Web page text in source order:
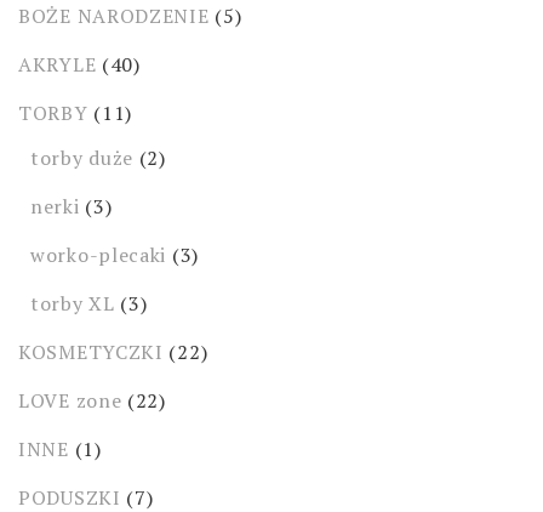
BOŻE NARODZENIE (5)
AKRYLE (40)
TORBY (11)
torby duże (2)
nerki (3)
worko-plecaki (3)
torby XL (3)
KOSMETYCZKI (22)
LOVE zone (22)
INNE (1)
PODUSZKI (7)